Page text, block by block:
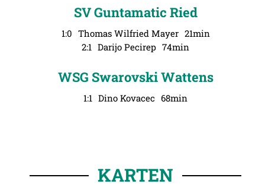
SV Guntamatic Ried
1:0 Thomas Wilfried Mayer 21min
2:1 Darijo Pecirep 74min
WSG Swarovski Wattens
1:1 Dino Kovacec 68min
KARTEN